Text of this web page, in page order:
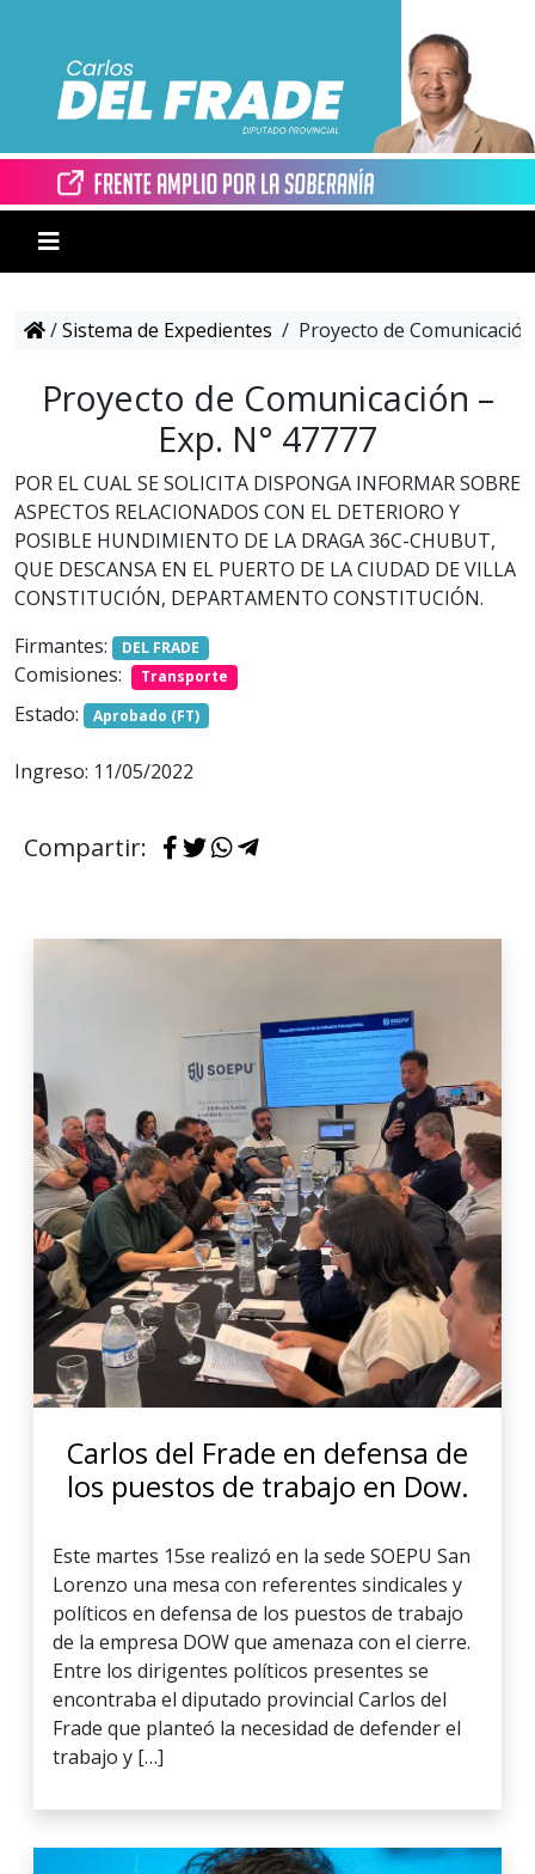
/Sistema de Expedientes / Proyecto de
Proyecto de Comunicación –
Exp. N° 47777
POR EL CUAL SE SOLICITA DISPONGA INFORMAR SOBRE
ASPECTOS RELACIONADOS CON EL DETERIORO Y
POSIBLE HUNDIMIENTO DE LA DRAGA 36C-CHUBUT,
QUE DESCANSA EN EL PUERTO DE LA CIUDAD DE VILLA
CONSTITUCIÓN, DEPARTAMENTO CONSTITUCIÓN.
Firmantes:
DEL FRADE
Comisiones: Transporte
Estado: Aprobado (FT)
Ingreso: 11/05/2022
Compartir:
Carlos del Frade en defensa de
los puestos de trabajo en Dow.
Este martes 15se realizó en la sede SOEPU San
Lorenzo una mesa con referentes sindicales y
políticos en defensa de los puestos de trabajo
de la empresa DOW que amenaza con el cierre.
Entre los dirigentes políticos presentes se
encontraba el diputado provincial Carlos del
Frade que planteó la necesidad de defender el
trabajo y […]